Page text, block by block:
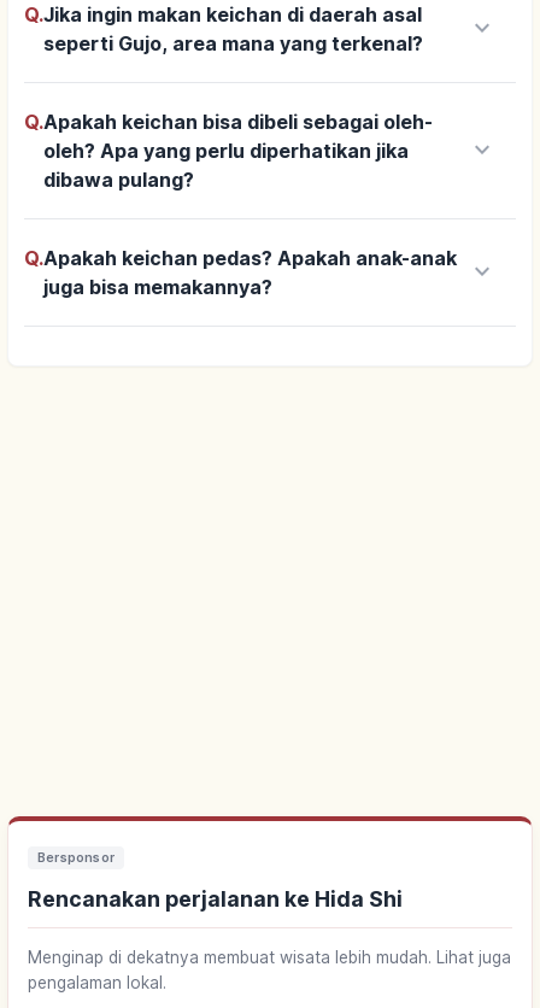
Q.Jika ingin makan keichan di daerah asal
seperti Gujo, area mana yang terkenal?
keyboard_arrow_down
Q.Apakah keichan bisa dibeli sebagai oleh-
oleh? Apa yang perlu diperhatikan jika
dibawa pulang?
keyboard_arrow_down
Q.Apakah keichan pedas? Apakah anak-anak
juga bisa memakannya?
keyboard_arrow_down
Bersponsor
Rencanakan perjalanan ke Hida Shi
Menginap di dekatnya membuat wisata lebih mudah. Lihat juga
pengalaman lokal.